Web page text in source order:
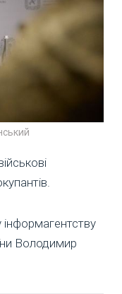
Володимир